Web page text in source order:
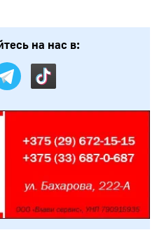
на нас в: